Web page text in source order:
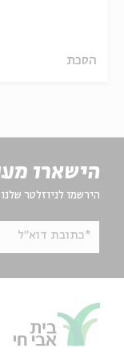
הסכת
הישארו
הירשמו לניוזלטר
*כתובת דוא"ל